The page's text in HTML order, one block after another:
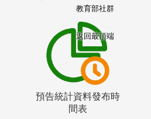
預告統計資料發布時
間表
教育部社群
返回最頂端